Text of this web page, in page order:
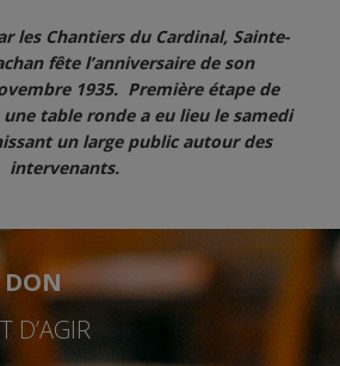
les Chantiers du Cardinal, Sainte-
fête l’anniversaire de son
1935. Première étape de
table ronde a eu lieu le samedi
un large public autour des
intervenants.
DON
D’AGIR